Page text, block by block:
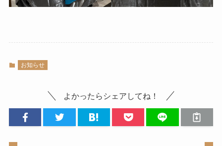
お知らせ
よかったらシェアしてね！